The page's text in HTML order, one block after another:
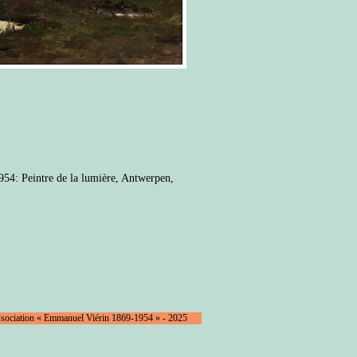
Peintre de la lumière, Antwerpen,
« Emmanuel Viérin 1869-1954 » - 2025